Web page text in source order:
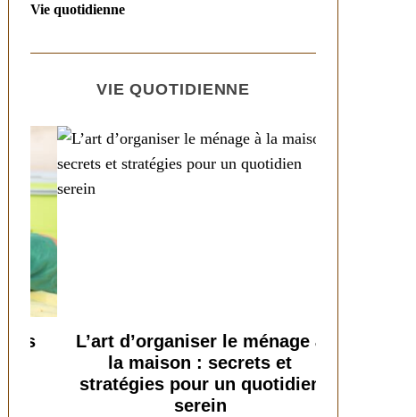
Vie quotidienne
VIE QUOTIDIENNE
L’art d’organiser le ménage à
la maison : secrets et
stratégies pour un quotidien
serein